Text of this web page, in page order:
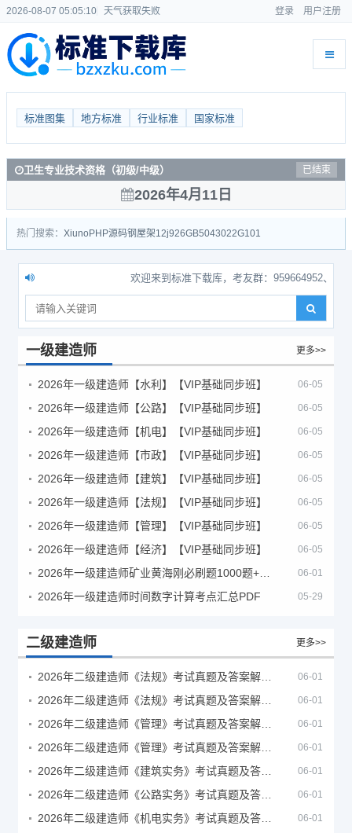
2026-08-07 05:05:10 天气获取失败 登录 用户注册
标准图集 地方标准 行业标准 国家标准
卫生专业技术资格（初级/中级） 已结束
2026年4月11日
热门搜索： Xiuno PHP源码钢屋架12j926GB5043022G101
欢迎来到标准下载库，考友群：959664952、
一级建造师 更多>>
2026年一级建造师【水利】【VIP基础同步班】 06-05
2026年一级建造师【公路】【VIP基础同步班】 06-05
2026年一级建造师【机电】【VIP基础同步班】 06-05
2026年一级建造师【市政】【VIP基础同步班】 06-05
2026年一级建造师【建筑】【VIP基础同步班】 06-05
2026年一级建造师【法规】【VIP基础同步班】 06-05
2026年一级建造师【管理】【VIP基础同步班】 06-05
2026年一级建造师【经济】【VIP基础同步班】 06-05
06-01
2026年一级建造师时间数字计算考点汇总PDF 05-29
二级建造师 更多>>
06-01
06-01
06-01
06-01
06-01
06-01
06-01